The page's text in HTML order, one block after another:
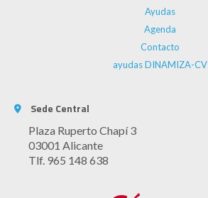
Ayudas
Agenda
Contacto
ayudas DINAMIZA-CV
Sede Central
Plaza Ruperto Chapí 3
03001 Alicante
Tlf. 965 148 638